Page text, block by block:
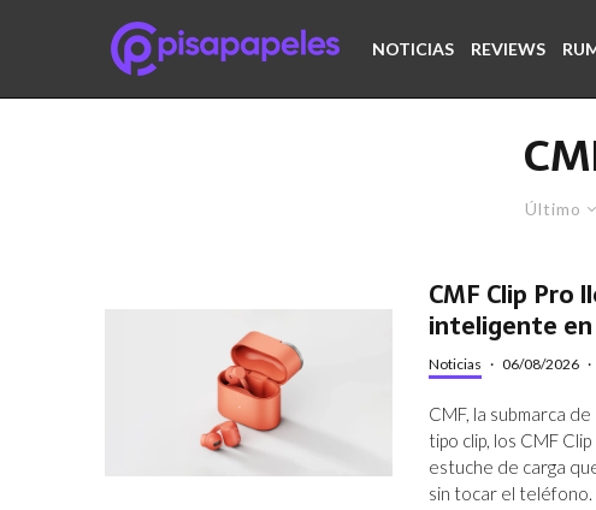
NOTICIAS REVIEWS
Último
CMF Clip Pro
inteligente
Noticias · 06/08/2026 ·
CMF, la submarca
tipo clip, los CMF
estuche de carga
sin tocar el teléfono.